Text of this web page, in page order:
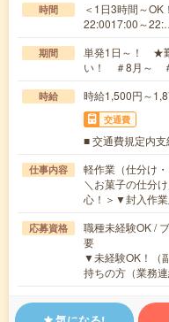
時間
＜1日3時間～
22:0017:00～
期間
単発1日～！ ★勤
い！ ＃8月～
時給 時給1,500円～
交通費
■ 交通費規定内
仕事内容
軽作業（仕分け
＼お菓子の仕分
心！＞▼封入作
応募資格
職種未経験OK /
要
▼未経験OK！（
持ちの方（業務